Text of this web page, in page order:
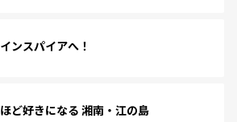
ンスパイアへ！
ど好きになる 湘南・江の島